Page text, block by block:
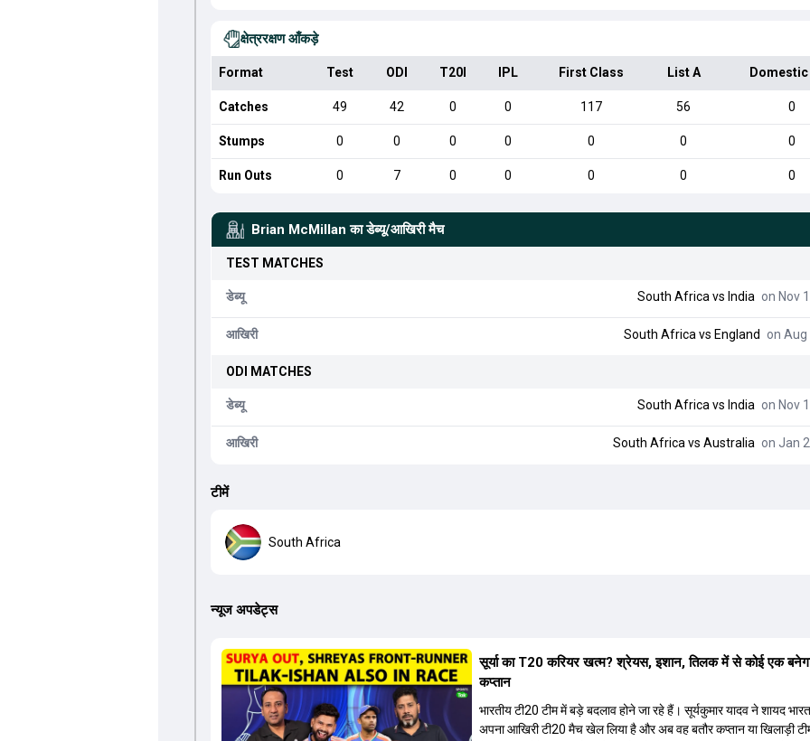
क्षेत्ररक्षण आँकड़े
Format Test ODI T20I IPL First Class List A
Catches 49 42 0 0 117 56 0
Stumps 0 0 0 0 0 0 0
Run Outs 0 7 0 0 0 0 0
Brian McMillan का डेब्यू/आखिरी मैच
TEST MATCHES
डेब्यू South Africa vs India on Nov
आखिरी South Africa vs England on Aug
ODI MATCHES
डेब्यू South Africa vs India on Nov
आखिरी South Africa vs Australia on Jan
टीमें
South Africa
न्यूज अपडेट्स
सूर्या का T20 करियर खत्म? श्रेयस, इशान, तिलक में से कोई एक
कप्तान
भारतीय टी20 टीम में बड़े बदलाव होने जा रहे हैं। सूर्यकुमार यादव ने शायद
अपना आखिरी टी20 मैच खेल लिया है और अब वह बतौर कप्तान या खिलाड़ी